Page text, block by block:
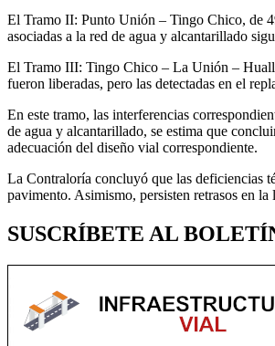
El Tramo II: Punto Unión – Tingo Chico, de
asociadas a la red de agua y alcantarillado
El Tramo III: Tingo Chico – La Unión –
fueron liberadas, pero las detectadas en el
En este tramo, las interferencias
de agua y alcantarillado, se estima que
adecuación del diseño vial correspondiente.
La Contraloría concluyó que las deficiencias
pavimento. Asimismo, persisten retrasos en
SUSCRÍBETE AL